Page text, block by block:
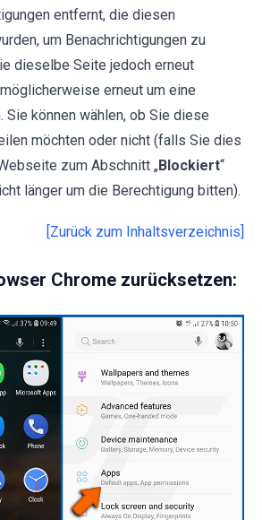
entfernt, die diesen
um Benachrichtigungen zu
dieselbe Seite jedoch erneut
erneut um eine
Sie können wählen, ob Sie diese
möchten oder nicht (falls Sie dies
zum Abschnitt „Blockiert“
länger um die Berechtigung bitten).
[Zurück zum Inhaltsverzeichnis]
Chrome zurücksetzen: